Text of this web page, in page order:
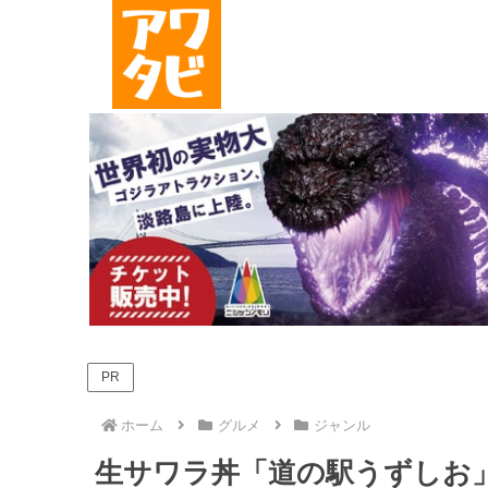
PR
ホーム グルメ ジャンル
生サワラ丼「道の駅うずしお